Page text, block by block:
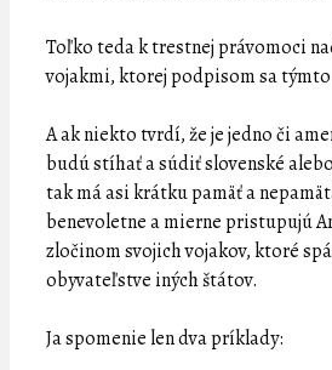
Toľko teda k trestnej právomoci
vojakmi, ktorej podpisom sa týmto
A ak niekto tvrdí, že je jedno či
budú stíhať a súdiť slovenské
tak má asi krátku pamäť a
benevoletne a mierne pristupujú
zločinom svojich vojakov, ktoré
obyvateľstve iných štátov.
Ja spomenie len dva príklady: